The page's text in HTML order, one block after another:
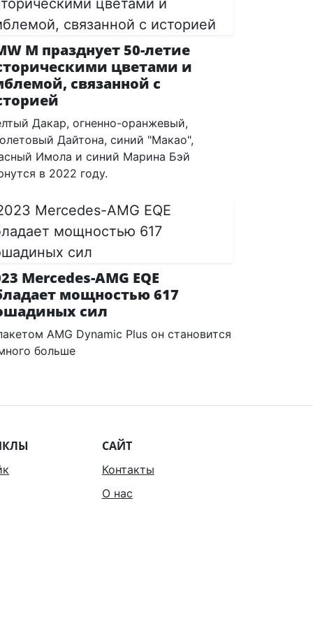
M празднует 50-летие
цветами и
связанной с
Дакар, огненно-оранжевый,
Дайтона, синий "Макао",
Имола и синий Марина Бэй
в 2022 году.
Mercedes-AMG EQE
мощностью 617
сил
AMG Dynamic Plus он становится
больше
САЙТ
Контакты
О нас